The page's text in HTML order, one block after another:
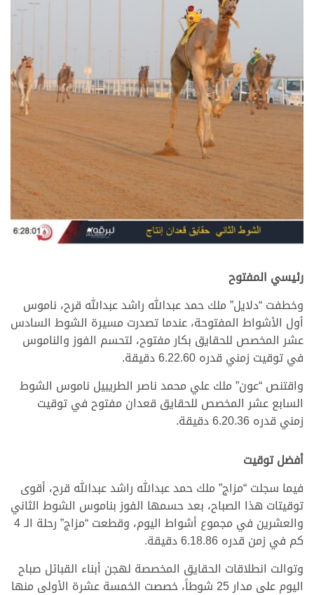
رئيسي المفتوح
وخطفت “دلايل” ملك حمد عبدالله راشد عبدالله قرح، ناموس
أول الأشواط المفتوحة، عندما تصدرت مسيرة الشوط السادس
عشر المخصص للحقايق بكار مفتوح، لتحسم الفوز والناموس
في توقيت زمني قدره 6.22.60 دقيقة.
واقتنص “عون” ملك علي محمد ناصر الطريبيل ناموس الشوط
السابع عشر المخصص للحقايق قعدان مفتوح في توقيت
زمني قدره 6.20.36 دقيقة.
أفضل توقيت
فيما سجلت “مزاج” ملك حمد عبدالله راشد عبدالله قرح، أقوى
توقيتات هذا الصباح، بعد حسمها الفوز بناموس الشوط الثاني
والعشرين في مجموع أشواط اليوم، وقطعت “مزاج” رحلة الـ 4
كم في زمن قدره 6.18.86 دقيقة.
وتوالت انطلاقات الحقايق المخصصة لهجن أبناء القبائل صباح
اليوم على مدار 25 شوطاً، خصصت الخمسة عشرة الأولى منها